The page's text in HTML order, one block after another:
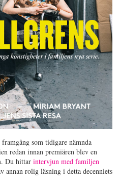
som tidigare nämnda
redan innan premiären blev en
Du hittar intervjun med familjen
annan rolig läsning i detta decenniets